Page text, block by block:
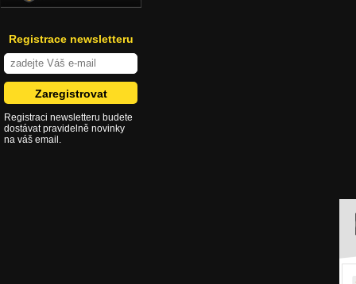
Registrace newsletteru
Registraci newsletteru budete
dostávat pravidelně novinky
na váš email.